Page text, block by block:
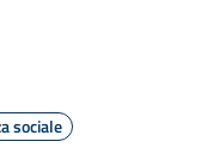
sociale